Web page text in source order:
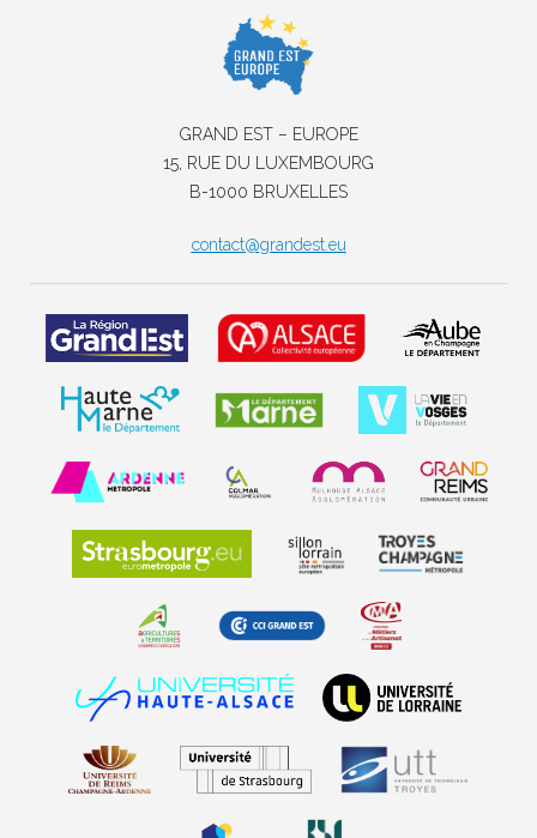
GRAND EST – EUROPE
15, RUE DU LUXEMBOURG
B-1000 BRUXELLES
contact@grandest.eu